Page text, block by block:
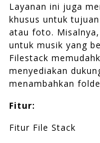
Layanan ini juga
khusus untuk
atau foto.
untuk musik yang
Filestack
menyediakan
menambahkan
Fitur:
Fitur File Stack